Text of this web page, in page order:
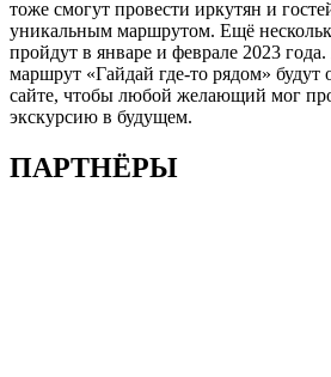
тоже смогут провести иркутян и
уникальным маршрутом. Ещё
пройдут в январе и феврале 2023
маршрут «Гайдай где-то рядом»
сайте, чтобы любой желающий мог
экскурсию в будущем.
ПАРТНЁРЫ